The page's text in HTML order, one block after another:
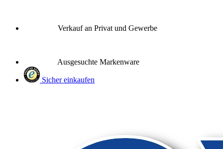
Verkauf an Privat und Gewerbe
Ausgesuchte Markenware
Sicher einkaufen